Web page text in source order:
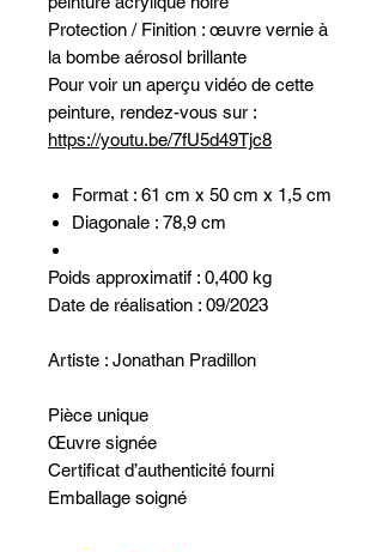
Protection / Finition : œuvre vernie à
la bombe aérosol brillante
Pour voir un aperçu vidéo de cette
peinture, rendez-vous sur :
https://youtu.be/7fU5d49Tjc8
Format : 61 cm x 50 cm x 1,5 cm
Diagonale : 78,9 cm
Poids approximatif : 0,400 kg
Date de réalisation : 09/2023
Artiste : Jonathan Pradillon
Pièce unique
Œuvre signée
Certificat d’authenticité fourni
Emballage soigné